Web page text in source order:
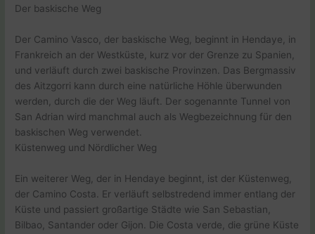
Der baskische Weg
Der Camino Vasco, der baskische Weg, beginnt in Hendaye, in
Frankreich an der Westküste, kurz vor der Grenze zu Spanien,
und verläuft durch zwei baskische Provinzen. Das Bergmassiv
des Aitzgorri kann durch eine natürliche Höhle überwunden
werden, durch die der Weg läuft. Der sogenannte Tunnel von
San Adrian wird manchmal auch als Wegbezeichnung für den
baskischen Weg verwendet.
Küstenweg und Nördlicher Weg
Ein weiterer Weg, der in Hendaye beginnt, ist der Küstenweg,
der Camino Costa. Er verläuft selbstredend immer entlang der
Küste und passiert großartige Städte wie San Sebastian,
Bilbao, Santander oder Gijon. Die Costa verde, die grüne Küste